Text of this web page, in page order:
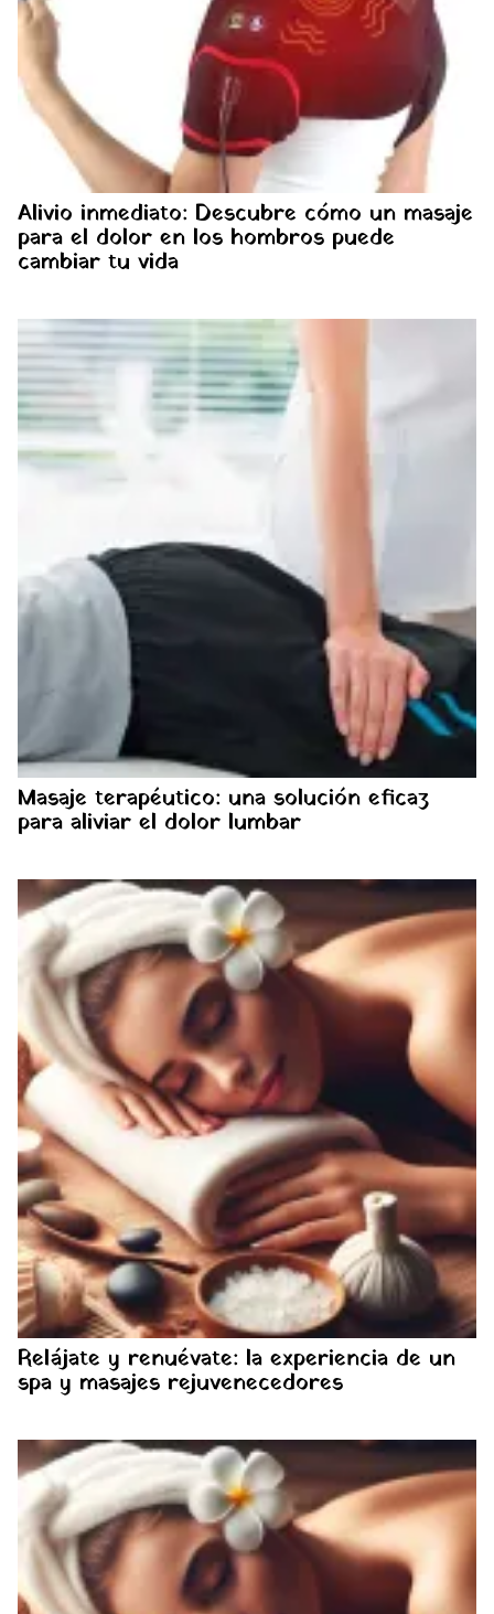
Alivio inmediato: Descubre cómo un masaje
para el dolor en los hombros puede
cambiar tu vida
Masaje terapéutico: una solución eficaz
para aliviar el dolor lumbar
Relájate y renuévate: la experiencia de un
spa y masajes rejuvenecedores